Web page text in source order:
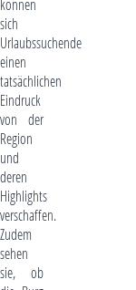
können
sich
Urlaubssuchende
einen
tatsächlichen
Eindruck
von der
Region
und
deren
Highlights
verschaffen.
Zudem
sehen
sie, ob